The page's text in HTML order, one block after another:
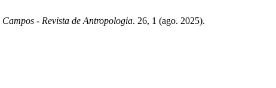
Campos - Revista de Antropologia. 26, 1 (ago. 2025).